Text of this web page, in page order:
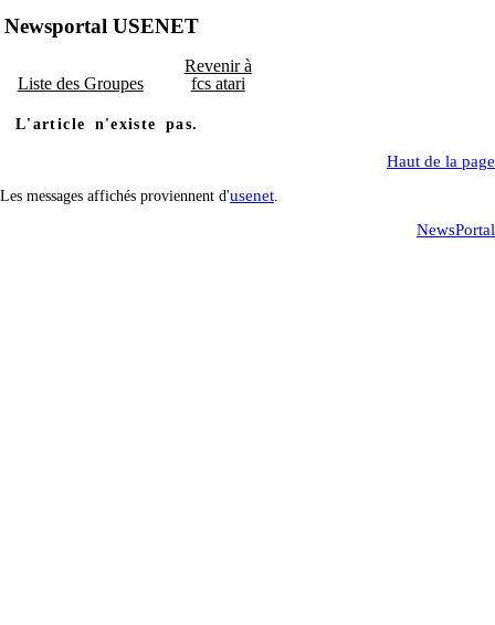
Newsportal USENET
Liste des Groupes
Revenir à
fcs atari
L'article n'existe pas.
Haut de la page
Les messages affichés proviennent d'usenet
NewsPortal